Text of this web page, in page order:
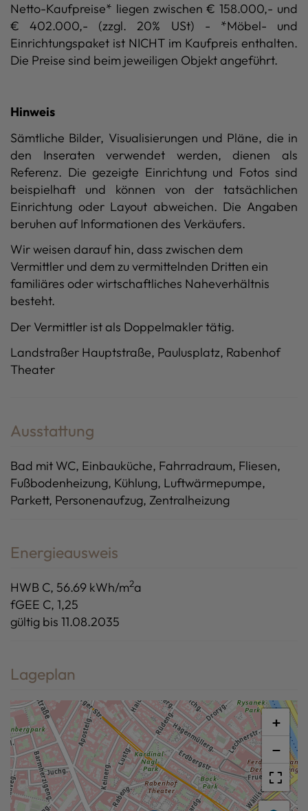
Netto-Kaufpreise* liegen zwischen € 158.000,- und
€ 402.000,- (zzgl. 20% USt) - *Möbel- und
Einrichtungspaket ist NICHT im Kaufpreis enthalten.
Die Preise sind beim jeweiligen Objekt angeführt.
Hinweis
Sämtliche Bilder, Visualisierungen und Pläne, die in
den Inseraten verwendet werden, dienen als
Referenz. Die gezeigte Einrichtung und Fotos sind
beispielhaft und können von der tatsächlichen
Einrichtung oder Layout abweichen. Die Angaben
beruhen auf Informationen des Verkäufers.
Wir weisen darauf hin, dass zwischen dem
Vermittler und dem zu vermittelnden Dritten ein
familiäres oder wirtschaftliches Naheverhältnis
besteht.
Der Vermittler ist als Doppelmakler tätig.
Landstraßer Hauptstraße, Paulusplatz, Rabenhof
Theater
Ausstattung
Bad mit WC Einbauküche Fahrradraum Fliesen
Fußbodenheizung Kühlung Luftwärmepumpe
Parkett Personenaufzug Zentralheizung
Energieausweis
HWB C, 56.69 kWh/m2a
fGEE C, 1,25
gültig bis 11.08.2035
Lageplan
+
−